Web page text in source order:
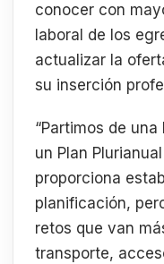
conocer con
laboral de los
actualizar la
su inserción
“Partimos de
un Plan
proporciona
planificación,
retos que van
transporte,